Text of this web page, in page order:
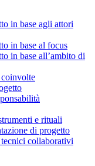
in base agli attori
in base al focus
in base all’ambito di
e rituali
di progetto
collaborativi